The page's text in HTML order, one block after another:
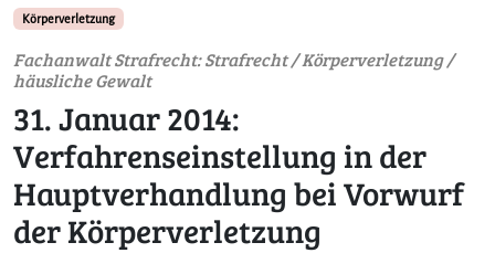
Körperverletzung
Fachanwalt Strafrecht: Strafrecht / Körperverletzung /
häusliche Gewalt
31. Januar 2014:
Verfahrenseinstellung in der
Hauptverhandlung bei Vorwurf
der Körperverletzung